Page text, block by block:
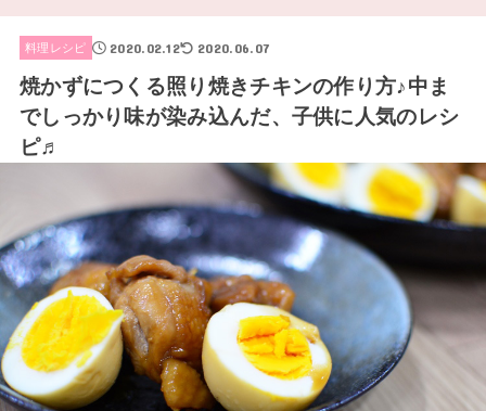
料理レシピ 2020.02.12 2020.06.07
焼かずにつくる照り焼きチキンの作り方♪中ま
でしっかり味が染み込んだ、子供に人気のレシ
ピ♬